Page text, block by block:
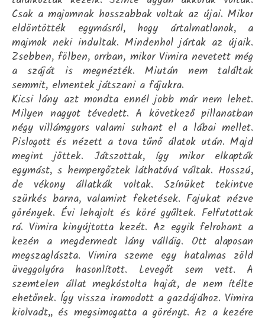
Csak a majomnak hosszabbak voltak az újai. Mikor
eldöntötték egymásról, hogy ártalmatlanok, a
majmok neki indultak. Mindenhol jártak az újaik.
Zsebben, fölben, orrban, mikor Vimira nevetett még
a száját is megnézték. Miután nem találtak
semmit, elmentek játszani a fájukra.
Kicsi lány azt mondta ennél jobb már nem lehet.
Milyen nagyot tévedett. A következő pillanatban
négy villámgyors valami suhant el a lábai mellet.
Pislogott és nézett a tova tűnő álatok után. Majd
megint jöttek. Játszottak, így mikor elkapták
egymást, s hempergőztek láthatóvá váltak. Hosszú,
de vékony állatkák voltak. Színüket tekintve
szürkés barna, valamint feketések. Fajukat nézve
görények. Évi lehajolt és köré gyűltek. Felfutottak
rá. Vimira kinyújtotta kezét. Az egyik felrohant a
kezén a megdermedt lány válláig. Ott alaposan
megszaglászta. Vimira szeme egy hatalmas zöld
üveggolyóra hasonlított. Levegőt sem vett. A
szemtelen állat megkóstolta haját, de nem ítélte
ehetőnek. Így vissza iramodott a gazdájához. Vimira
kiolvadt,, és megsimogatta a görényt. Az a kezére